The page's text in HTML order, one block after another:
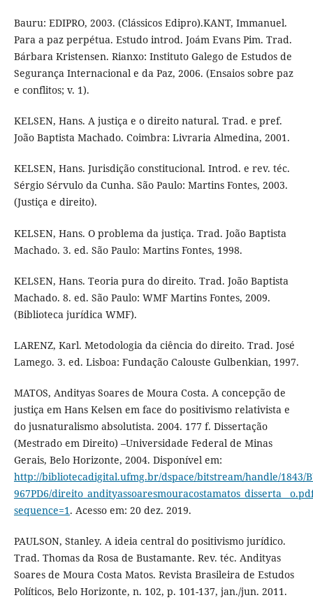
Bauru: EDIPRO, 2003. (Clássicos Edipro).KANT, Immanuel.
Para a paz perpétua. Estudo introd. Joám Evans Pim. Trad.
Bárbara Kristensen. Rianxo: Instituto Galego de Estudos de
Segurança Internacional e da Paz, 2006. (Ensaios sobre paz
e conflitos; v. 1).
KELSEN, Hans. A justiça e o direito natural. Trad. e pref.
João Baptista Machado. Coimbra: Livraria Almedina, 2001.
KELSEN, Hans. Jurisdição constitucional. Introd. e rev. téc.
Sérgio Sérvulo da Cunha. São Paulo: Martins Fontes, 2003.
(Justiça e direito).
KELSEN, Hans. O problema da justiça. Trad. João Baptista
Machado. 3. ed. São Paulo: Martins Fontes, 1998.
KELSEN, Hans. Teoria pura do direito. Trad. João Baptista
Machado. 8. ed. São Paulo: WMF Martins Fontes, 2009.
(Biblioteca jurídica WMF).
LARENZ, Karl. Metodologia da ciência do direito. Trad. José
Lamego. 3. ed. Lisboa: Fundação Calouste Gulbenkian, 1997.
MATOS, Andityas Soares de Moura Costa. A concepção de
justiça em Hans Kelsen em face do positivismo relativista e
do jusnaturalismo absolutista. 2004. 177 f. Dissertação
(Mestrado em Direito) –Universidade Federal de Minas
Gerais, Belo Horizonte, 2004. Disponível em:
http://bibliotecadigital.ufmg.br/dspace/bitstream/handle/1843/
967PD6/
sequence=1 . Acesso em: 20 dez. 2019.
PAULSON, Stanley. A ideia central do positivismo jurídico.
Trad. Thomas da Rosa de Bustamante. Rev. téc. Andityas
Soares de Moura Costa Matos. Revista Brasileira de Estudos
Políticos, Belo Horizonte, n. 102, p. 101-137, jan./jun. 2011.